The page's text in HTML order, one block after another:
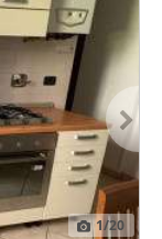
1/20